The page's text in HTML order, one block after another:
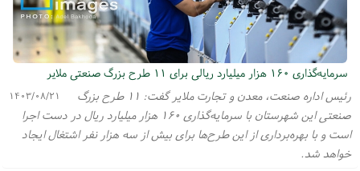
سرمایه‌گذاری ۱۶۰ هزار میلیارد ریالی برای ۱۱ طرح‌ بزرگ صنعتی ملایر
۱۴۰۳/۰۸/۲۱
رئیس اداره صنعت، معدن و تجارت ملایر گفت: ۱۱ طرح بزرگ
صنعتی این شهرستان با سرمایه‌گذاری ۱۶۰ هزار میلیارد ریال در دست اجرا
است و با بهره‌برداری از این طرح‌ها برای بیش از سه هزار نفر اشتغال ایجاد
خواهد شد.